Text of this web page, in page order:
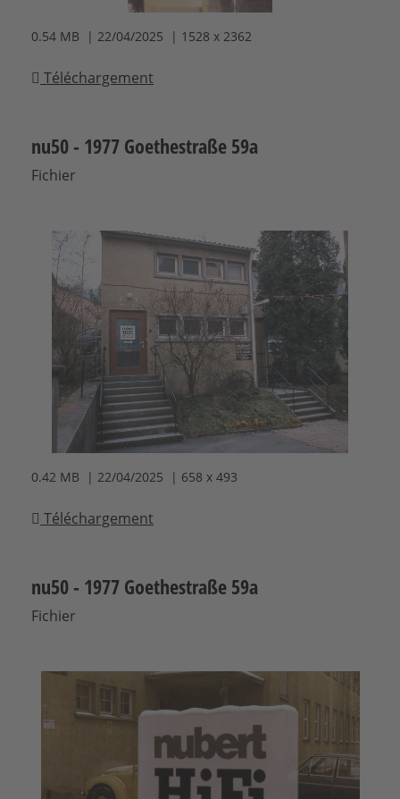
0.54 MB | 22/04/2025 | 1528 x 2362
Téléchargement
nu50 - 1977 Goethestraße 59a
Fichier
0.42 MB | 22/04/2025 | 658 x 493
Téléchargement
nu50 - 1977 Goethestraße 59a
Fichier